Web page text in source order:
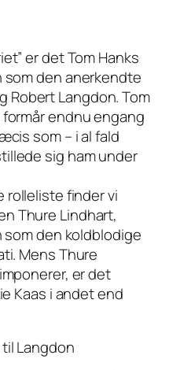
er det Tom Hanks
den anerkendte
Robert Langdon. Tom
endnu engang
som – i al fald
sig ham under
rolleliste finder vi
Thure Lindhart,
som den koldblodige
Mens Thure
er det
Kaas i andet end
Langdon